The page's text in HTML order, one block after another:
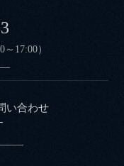
17:00）
い合わせ